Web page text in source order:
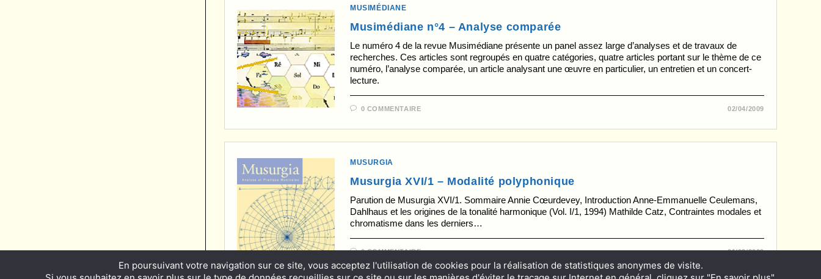
MUSIMÉDIANE
Musimédiane n°4 – Analyse comparée
Le numéro 4 de la revue Musimédiane présente un panel assez large d’analyses et de travaux de
recherches. Ces articles sont regroupés en quatre catégories, quatre articles portant sur le thème de ce
numéro, l’analyse comparée, un article analysant une œuvre en particulier, un entretien et un concert-
lecture.
0 COMMENTAIRE 02/04/2009
MUSURGIA
Musurgia XVI/1 – Modalité polyphonique
Parution de Musurgia XVI/1. Sommaire Annie Cœurdevey, Introduction Anne-Emmanuelle Ceulemans,
Dahlhaus et les origines de la tonalité harmonique (Vol. I/1, 1994) Mathilde Catz, Contraintes modales et
chromatisme dans les derniers…
0 COMMENTAIRE 01/03/2009
En poursuivant votre navigation sur ce site, vous acceptez l'utilisation de cookies pour la réalisation de statistiques anonymes de visite.